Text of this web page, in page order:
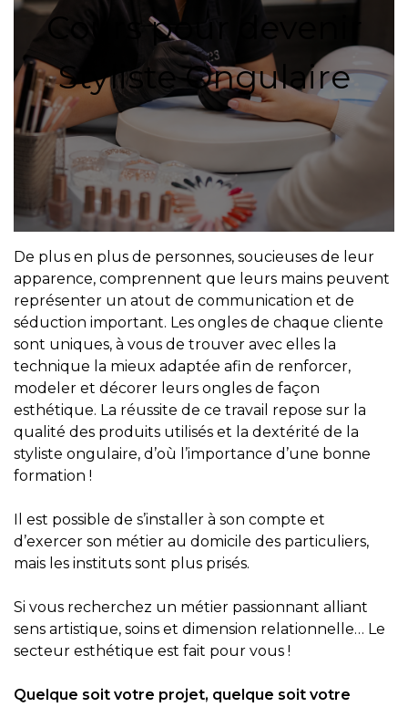
Cours pour devenir
Styliste Ongulaire
De plus en plus de personnes, soucieuses de leur
apparence, comprennent que leurs mains peuvent
représenter un atout de communication et de
séduction important. Les ongles de chaque cliente
sont uniques, à vous de trouver avec elles la
technique la mieux adaptée afin de renforcer,
modeler et décorer leurs ongles de façon
esthétique. La réussite de ce travail repose sur la
qualité des produits utilisés et la dextérité de la
styliste ongulaire, d’où l’importance d’une bonne
formation !
Il est possible de s’installer à son compte et
d’exercer son métier au domicile des particuliers,
mais les instituts sont plus prisés.
Si vous recherchez un métier passionnant alliant
sens artistique, soins et dimension relationnelle… Le
secteur esthétique est fait pour vous !
Quelque soit votre projet, quelque soit votre